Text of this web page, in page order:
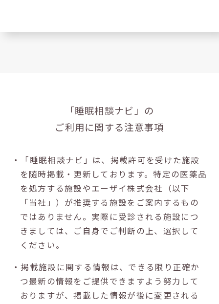
「睡眠相談ナビ」の
ご利用に関する注意事項
・「睡眠相談ナビ」は、掲載許可を受けた施設
を随時掲載・更新しております。特定の医薬品
を処方する施設やエーザイ株式会社（以下
「当社」）が推奨する施設をご案内するもの
ではありません。実際に受診される施設につ
きましては、ご自身でご判断の上、選択して
ください。
・掲載施設に関する情報は、できる限り正確か
つ最新の情報をご提供できますよう努力して
おりますが、掲載した情報が後に変更される